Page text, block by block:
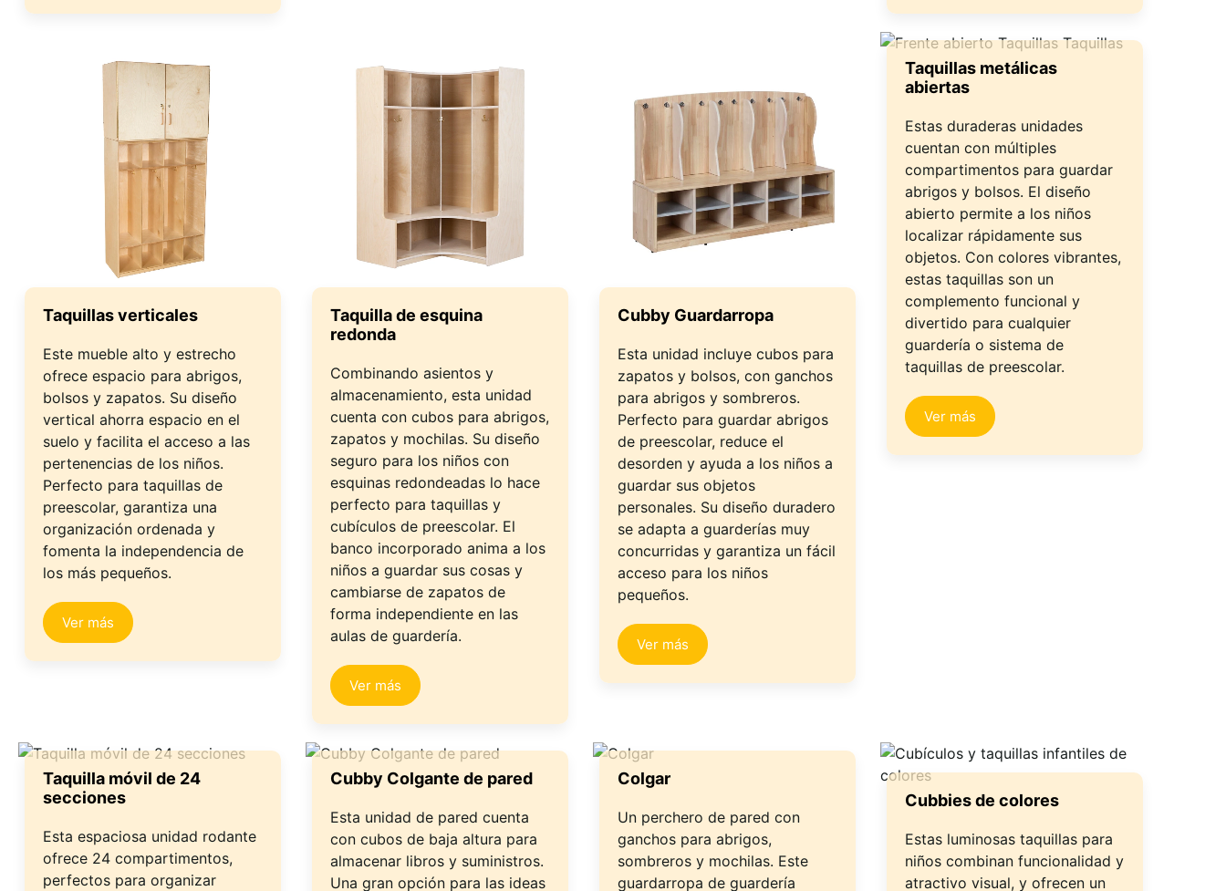
Taquillas verticales
Este mueble alto y estrecho
ofrece espacio para abrigos,
bolsos y zapatos. Su diseño
vertical ahorra espacio en el
suelo y facilita el acceso a las
pertenencias de los niños.
Perfecto para taquillas de
preescolar, garantiza una
organización ordenada y
fomenta la independencia de
los más pequeños.
Ver más
Taquilla de esquina
redonda
Combinando asientos y
almacenamiento, esta unidad
cuenta con cubos para abrigos,
zapatos y mochilas. Su diseño
seguro para los niños con
esquinas redondeadas lo hace
perfecto para taquillas y
cubículos de preescolar. El
banco incorporado anima a los
niños a guardar sus cosas y
cambiarse de zapatos de
forma independiente en las
aulas de guardería.
Ver más
Cubby Guardarropa
Esta unidad incluye cubos para
zapatos y bolsos, con ganchos
para abrigos y sombreros.
Perfecto para guardar abrigos
de preescolar, reduce el
desorden y ayuda a los niños a
guardar sus objetos
personales. Su diseño duradero
se adapta a guarderías muy
concurridas y garantiza un fácil
acceso para los niños
pequeños.
Ver más
Taquillas metálicas
abiertas
Estas duraderas unidades
cuentan con múltiples
compartimentos para guardar
abrigos y bolsos. El diseño
abierto permite a los niños
localizar rápidamente sus
objetos. Con colores vibrantes,
estas taquillas son un
complemento funcional y
divertido para cualquier
guardería o sistema de
taquillas de preescolar.
Ver más
Taquilla móvil de 24
secciones
Esta espaciosa unidad rodante
ofrece 24 compartimentos,
perfectos para organizar
Cubby Colgante de pared
Esta unidad de pared cuenta
con cubos de baja altura para
almacenar libros y suministros.
Una gran opción para las ideas
Colgar
Un perchero de pared con
ganchos para abrigos,
sombreros y mochilas. Este
guardarropa de guardería
Cubbies de colores
Estas luminosas taquillas para
niños combinan funcionalidad y
atractivo visual, y ofrecen un